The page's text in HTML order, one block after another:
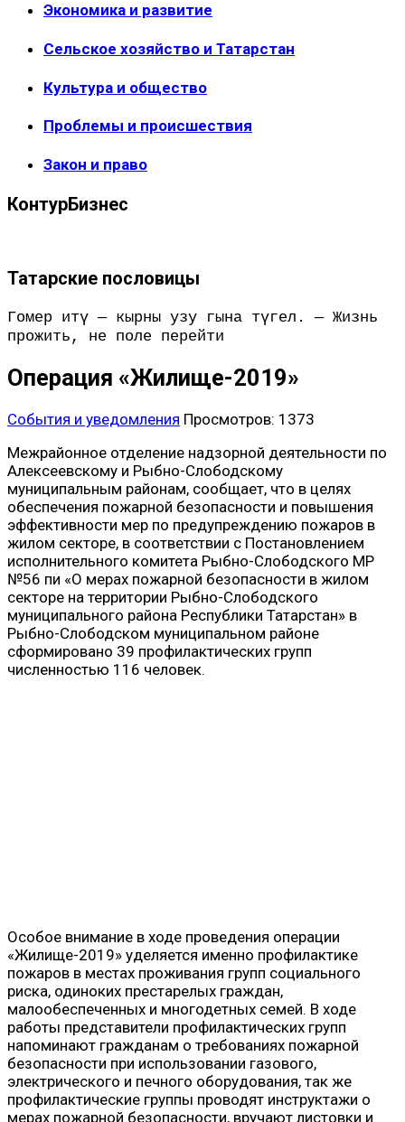
Экономика и развитие
Сельское хозяйство и Татарстан
Культура и общество
Проблемы и происшествия
Закон и право
КонтурБизнес
Татарские пословицы
Гомер итү — кырны узу гына түгел. — Жизнь
прожить, не поле перейти
Операция «Жилище-2019»
События и уведомления Просмотров: 1373
Межрайонное отделение надзорной деятельности по
Алексеевскому и Рыбно-Слободскому
муниципальным районам, сообщает, что в целях
обеспечения пожарной безопасности и повышения
эффективности мер по предупреждению пожаров в
жилом секторе, в соответствии с Постановлением
исполнительного комитета Рыбно-Слободского МР
№56 пи «О мерах пожарной безопасности в жилом
секторе на территории Рыбно-Слободского
муниципального района Республики Татарстан» в
Рыбно-Слободском муниципальном районе
сформировано 39 профилактических групп
численностью 116 человек.
Особое внимание в ходе проведения операции
«Жилище-2019» уделяется именно профилактике
пожаров в местах проживания групп социального
риска, одиноких престарелых граждан,
малообеспеченных и многодетных семей. В ходе
работы представители профилактических групп
напоминают гражданам о требованиях пожарной
безопасности при использовании газового,
электрического и печного оборудования, так же
профилактические группы проводят инструктажи о
мерах пожарной безопасности, вручают листовки и